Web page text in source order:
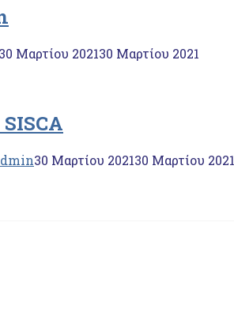
30 Μαρτίου 202130 Μαρτίου 2021
30 Μαρτίου 202130 Μαρτίου 2021